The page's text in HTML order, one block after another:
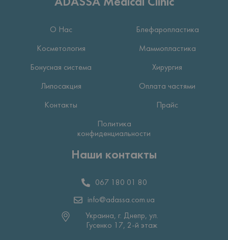
О Нас Блефаропластика
Косметология Маммопластика
Бонусная система Хирургия
Липосакция Оплата частями
Контакты Прайс
Политика
конфиденциальности
Наши контакты
067 180 01 80
info@adassa.com.ua
Украина, г. Днепр, ул.
Гусенко 17, 2-й этаж